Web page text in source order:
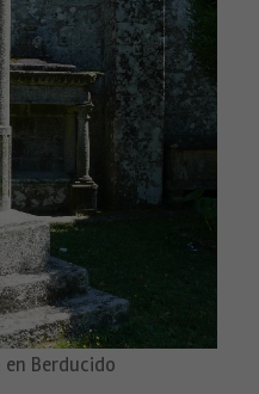
Berducido